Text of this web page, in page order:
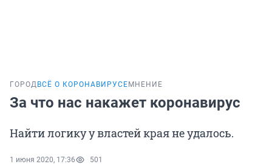
ГОРОД ВСЁ О КОРОНАВИРУСЕ МНЕНИЕ
За что нас накажет коронавирус
Найти логику у властей края не удалось.
1 июня 2020, 17:36 501